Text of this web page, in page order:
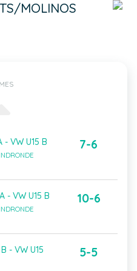
MOLINOS
- VW U15 B 7-6
- VW U15 B 10-6
- VW U15
5-5